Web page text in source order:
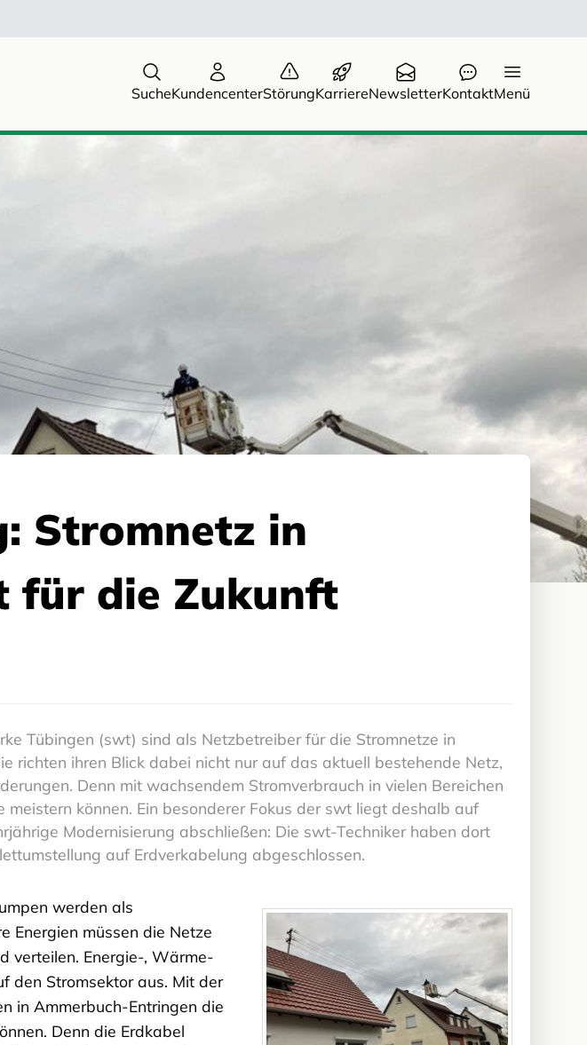
SucheKundencenterStörungKarriereNewsletterKontaktMenü
Stromnetz in
für die Zukunft
Tübingen (swt) sind als Netzbetreiber für die Stromnetze in
richten ihren Blick dabei nicht nur auf das aktuell bestehende Netz,
Denn mit wachsendem Stromverbrauch in vielen Bereichen
können. Ein besonderer Fokus der swt liegt deshalb auf
Modernisierung abschließen: Die swt-Techniker haben dort
auf Erdverkabelung abgeschlossen.
werden als
Energien müssen die Netze
verteilen. Energie-, Wärme-
den Stromsektor aus. Mit der
in Ammerbuch-Entringen die
Denn die Erdkabel